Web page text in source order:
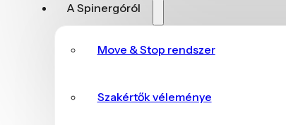
A Spinergóról
Move & Stop rendszer
Szakértők véleménye